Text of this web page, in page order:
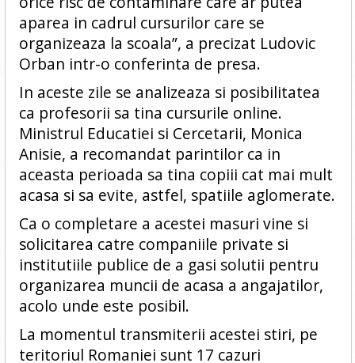
aparea in cadrul cursurilor care se
organizeaza la scoala”, a precizat Ludovic
Orban intr-o conferinta de presa.
In aceste zile se analizeaza si posibilitatea
ca profesorii sa tina cursurile online.
Ministrul Educatiei si Cercetarii, Monica
Anisie, a recomandat parintilor ca in
aceasta perioada sa tina copiii cat mai mult
acasa si sa evite, astfel, spatiile aglomerate.
Ca o completare a acestei masuri vine si
solicitarea catre companiile private si
institutiile publice de a gasi solutii pentru
organizarea muncii de acasa a angajatilor,
acolo unde este posibil.
La momentul transmiterii acestei stiri, pe
teritoriul Romaniei sunt 17 cazuri